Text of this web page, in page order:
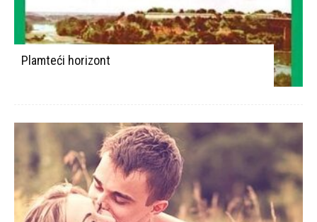
Plamteći horizont